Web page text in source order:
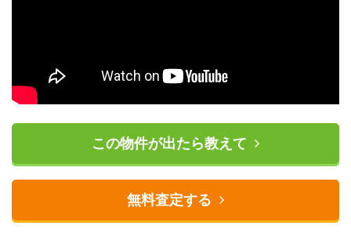
この物件が出たら教えて
無料査定する